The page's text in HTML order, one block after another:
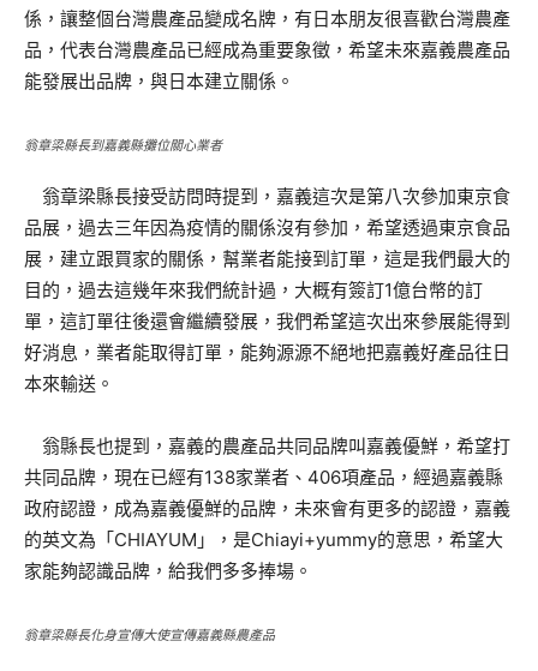
係，讓整個台灣農產品變成名牌，有日本朋友很喜歡台灣農產
品，代表台灣農產品已經成為重要象徵，希望未來嘉義農產品
能發展出品牌，與日本建立關係。
翁章梁縣長到嘉義縣攤位關心業者
翁章梁縣長接受訪問時提到，嘉義這次是第八次參加東京食
品展，過去三年因為疫情的關係沒有參加，希望透過東京食品
展，建立跟買家的關係，幫業者能接到訂單，這是我們最大的
目的，過去這幾年來我們統計過，大概有簽訂1億台幣的訂
單，這訂單往後還會繼續發展，我們希望這次出來參展能得到
好消息，業者能取得訂單，能夠源源不絕地把嘉義好產品往日
本來輸送。
翁縣長也提到，嘉義的農產品共同品牌叫嘉義優鮮，希望打
共同品牌，現在已經有138家業者、406項產品，經過嘉義縣
政府認證，成為嘉義優鮮的品牌，未來會有更多的認證，嘉義
的英文為「CHIAYUM」，是Chiayi+yummy的意思，希望大
家能夠認識品牌，給我們多多捧場。
翁章梁縣長化身宣傳大使宣傳嘉義縣農產品